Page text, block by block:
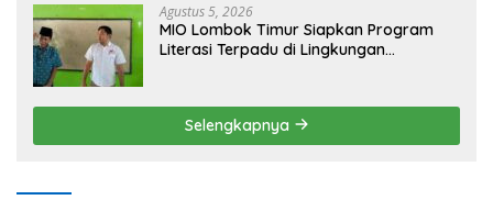
Agustus 5, 2026
MIO Lombok Timur Siapkan Program
Literasi Terpadu di Lingkungan
Selengkapnya